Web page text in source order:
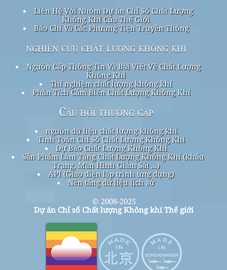
Liên Hệ Với Nhóm Dự án Chỉ Số Chất Lượng
Không Khí Của Thế Giới
Báo Chí Và Các Phương Tiện Truyền Thông
nghiên cứu chất lượng không khí
Nguồn Cấp Thông Tin Và Bài Viết Về Chất Lượng
Không Khí
Thí nghiệm chất lượng không khí
Phân Tích Cảm Biến Chất Lượng Không Khí
Câu hỏi thường gặp
nguồn dữ liệu chất lượng không khí
Tính Toán Chỉ Số Chất Lượng Không Khí
Dự Báo Chất Lượng Không Khí
Sản Phẩm Làm Tăng Chất Lượng Không Khí (khẩu
Trang, Màn Hình Giám Sát ...)
API (Giao diện lập trình ứng dụng)
Nền tảng dữ liệu lịch sử
© 2008-2025
Dự án Chỉ số Chất lượng Không khí Thế giới